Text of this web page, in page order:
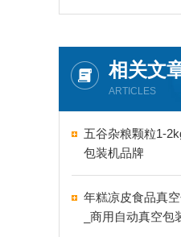
相关文
ARTICLES
五谷杂粮颗粒1-
包装机品牌
年糕凉皮食品真
_商用自动真空包